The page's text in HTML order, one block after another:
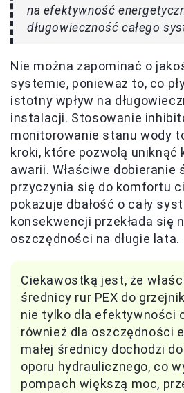
na efektywność
długowieczność całego
Nie można zapominać o
systemie, ponieważ to, co
istotny wpływ na
instalacji. Stosowanie
monitorowanie stanu wody
kroki, które pozwolą uniknąć
awarii. Właściwe dobieranie
przyczynia się do komfortu
pokazuje dbałość o cały
konsekwencji przekłada się
oszczędności na długie lata.
Ciekawostką jest, że
średnicy rur PEX do
nie tylko dla efektywności
również dla oszczędności
małej średnicy dochodzi
oporu hydraulicznego, co
pompach większą moc,